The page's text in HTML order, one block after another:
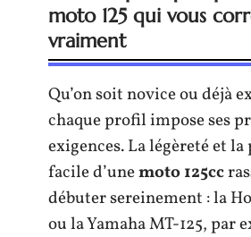
moto 125 qui vous
vraiment
Qu’on soit novice ou déjà
chaque profil impose ses
exigences. La légèreté et
facile d’unemoto 125cc
débuter sereinement : la
ou la Yamaha MT-125, par